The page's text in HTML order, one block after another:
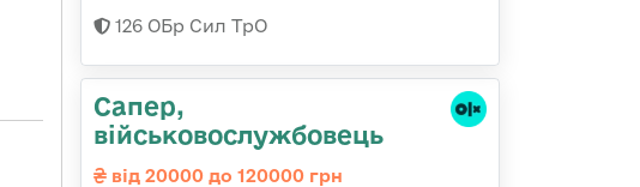
126 ОБр Сил ТрО
Сапер,
військовослужбовець
від 20000 до 120000 грн